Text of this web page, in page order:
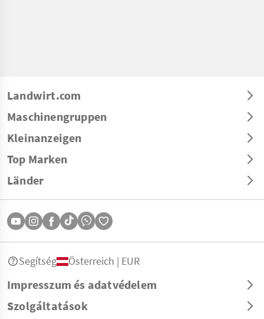
Landwirt.com
Maschinengruppen
Kleinanzeigen
Top Marken
Länder
Impresszum és adatvédelem
Szolgáltatások
Segítség Österreich | EUR